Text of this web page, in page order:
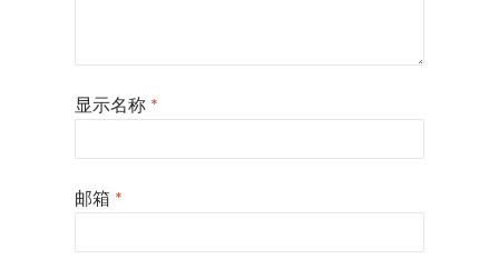
显示名称 *
邮箱 *